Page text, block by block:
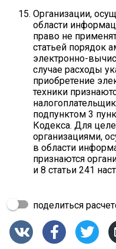
Организации,
области
право не
статьей порядок
электронно-
случае расходы
приобретение
техники
подпунктом 3
Кодекса. Для
организациями,
в области
признаются
и 8 статьи 241
поделиться
  